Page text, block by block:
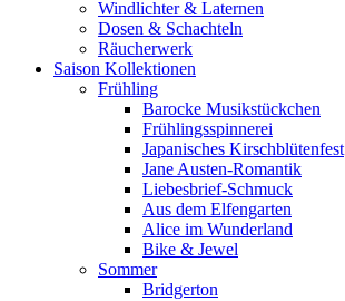
Windlichter & Laternen
Dosen & Schachteln
Räucherwerk
Saison Kollektionen
Frühling
Barocke Musikstückchen
Frühlingsspinnerei
Japanisches Kirschblütenfest
Jane Austen-Romantik
Liebesbrief-Schmuck
Aus dem Elfengarten
Alice im Wunderland
Bike & Jewel
Sommer
Bridgerton